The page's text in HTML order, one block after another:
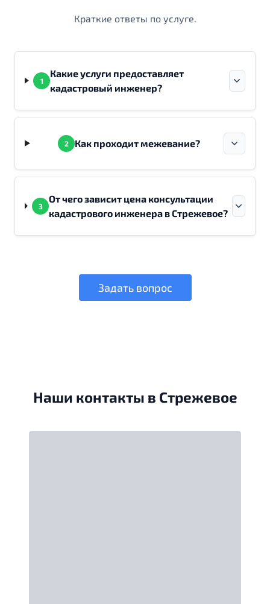
Краткие ответы по услуге.
1
Какие услуги предоставляет
кадастровый инженер?
2 Как проходит межевание?
3
От чего зависит цена консультации
кадастрового инженера в Стрежевое?
Задать вопрос
Наши контакты в Стрежевое